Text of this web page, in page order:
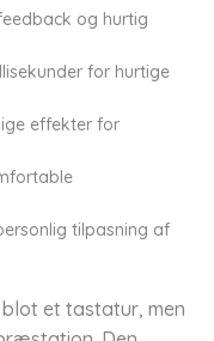
og hurtig
for hurtige
effekter for
tilpasning af
blot et tastatur, men